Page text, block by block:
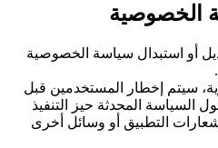
الخصوصية
أو استبدال سياسة الخصوصية
سيتم إخطار المستخدمين قبل
السياسة المحدثة حيز التنفيذ
إشعارات التطبيق أو وسائل أخرى